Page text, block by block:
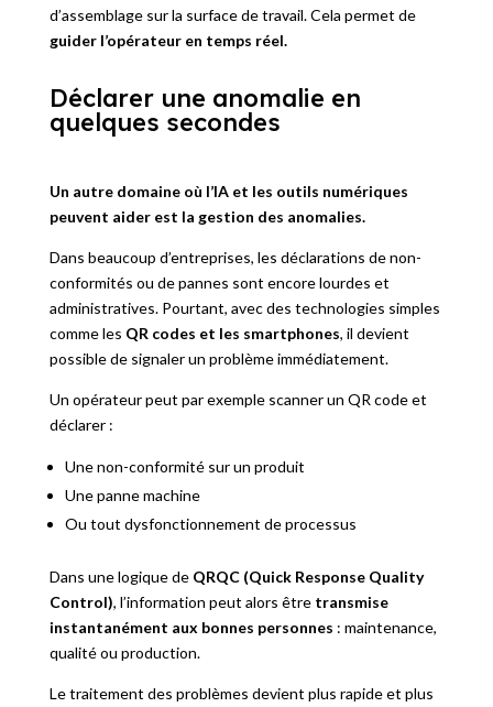
d’assemblage sur la surface de travail. Cela permet de
guider l’opérateur en temps réel.
Déclarer une anomalie en
quelques secondes
Un autre domaine où l’IA et les outils numériques
peuvent aider est la gestion des anomalies.
Dans beaucoup d’entreprises, les déclarations de non-
conformités ou de pannes sont encore lourdes et
administratives. Pourtant, avec des technologies simples
comme les QR codes et les smartphones, il devient
possible de signaler un problème immédiatement.
Un opérateur peut par exemple scanner un QR code et
déclarer :
Une non-conformité sur un produit
Une panne machine
Ou tout dysfonctionnement de processus
Dans une logique de QRQC (Quick Response Quality
Control), l’information peut alors être transmise
instantanément aux bonnes personnes : maintenance,
qualité ou production.
Le traitement des problèmes devient plus rapide et plus